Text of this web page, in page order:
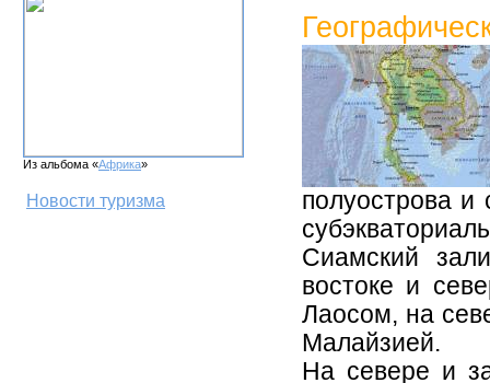
Из альбома «Африка»
Новости туризма
полуострова и
Сиамский
востоке и
Лаосом, на
Малайзией.
На севере и